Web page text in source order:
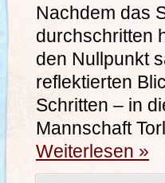
Nachdem das
durchschritten
den Nullpunkt
reflektierten
Schritten – in
Mannschaft
Weiterlesen »